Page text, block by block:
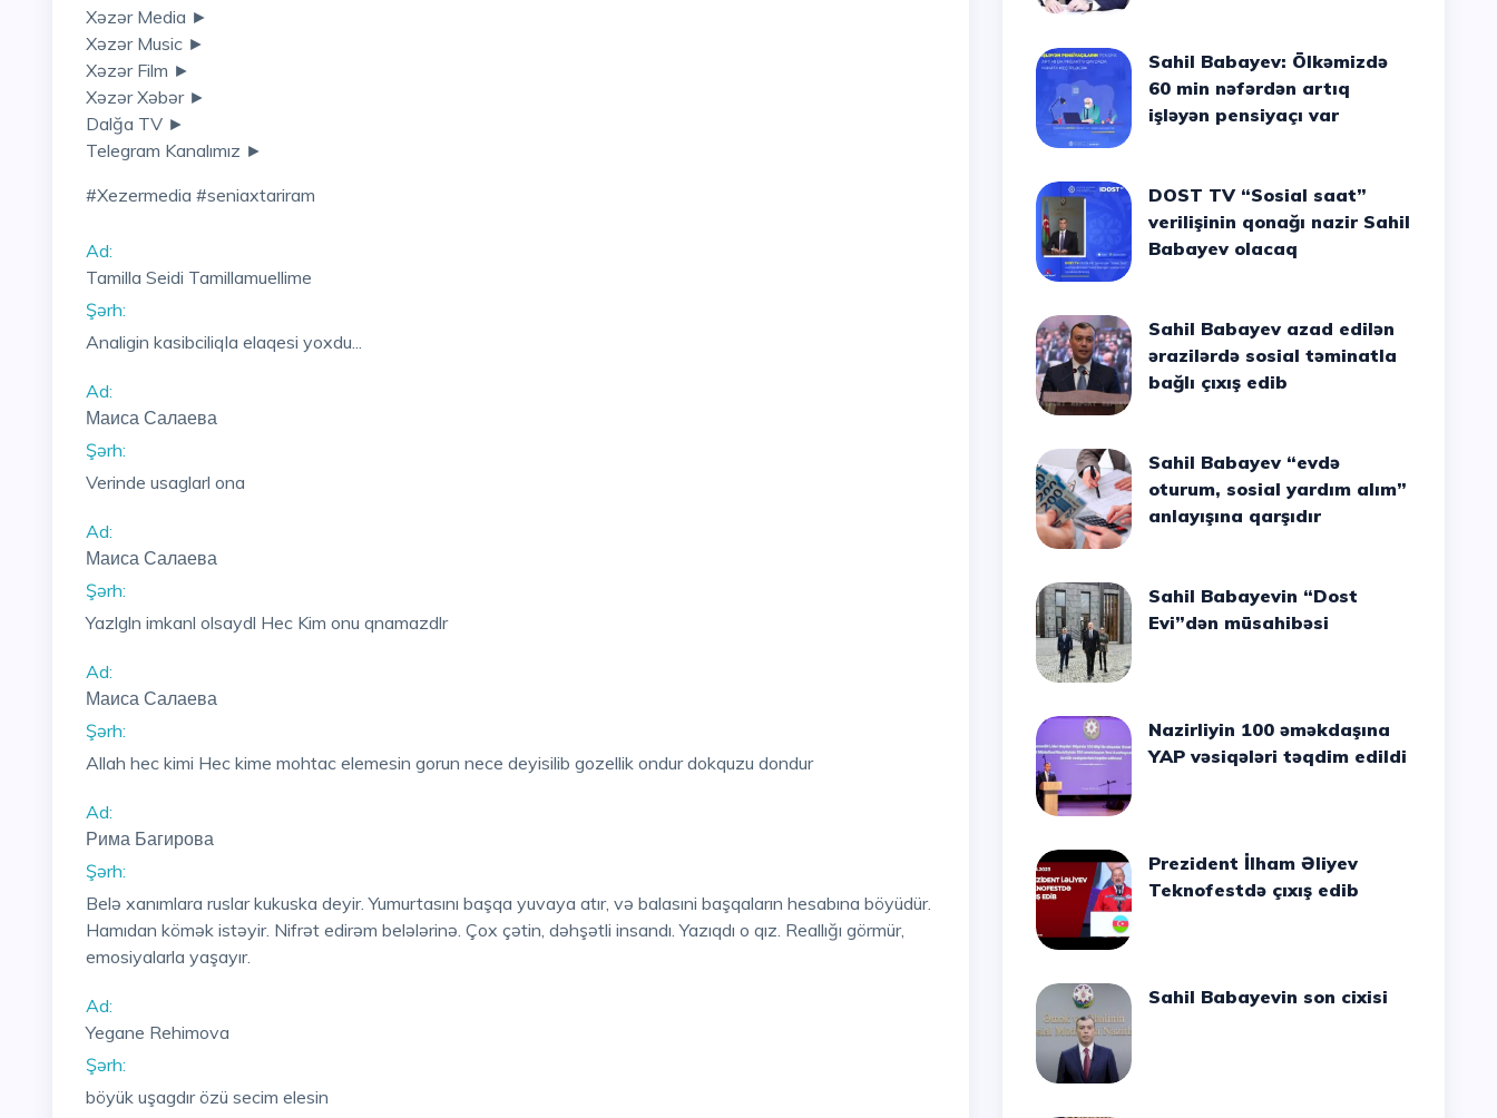
Xəzər Media ►
Xəzər Music ►
Xəzər Film ►
Xəzər Xəbər ►
Dalğa TV ►
Telegram Kanalımız ►
#xezermedia #seniaxtariram
Ad:
Tamilla Seidi Tamillamuellime
Şərh:
Analigin kasibciliqla elaqesi yoxdu...
Ad:
Маиса Салаева
Şərh:
Verinde usaglarl ona
Ad:
Маиса Салаева
Şərh:
Yazlgln imkanl olsaydl Hec Kim onu qnamazdlr
Ad:
Маиса Салаева
Şərh:
Allah hec kimi Hec kime mohtac elemesin gorun nece deyisilib gozellik ondur dokquzu dondur
Ad:
Рима Багирова
Şərh:
Belə xanımlara ruslar kukuska deyir. Yumurtasını başqa yuvaya atır, və balasıni başqaların hesabına böyüdür.
Hamıdan kömək istəyir. Nifrət edirəm belələrinə. Çox çətin, dəhşətli insandı. Yazıqdı o qız. Reallığı görmür,
emosiyalarla yaşayır.
Ad:
Yegane Rehimova
Şərh:
böyük uşagdır özü secim elesin
Sahil Babayev: Ölkəmizdə
60 min nəfərdən artıq
işləyən pensiyaçı var
DOST TV “Sosial saat”
verilişinin qonağı nazir Sahil
Babayev olacaq
Sahil Babayev azad edilən
ərazilərdə sosial təminatla
bağlı çıxış edib
Sahil Babayev “evdə
oturum, sosial yardım alım”
anlayışına qarşıdır
Sahil Babayevin “Dost
Evi”dən müsahibəsi
Nazirliyin 100 əməkdaşına
YAP vəsiqələri təqdim edildi
Prezident İlham Əliyev
Teknofestdə çıxış edib
Sahil Babayevin son cixisi